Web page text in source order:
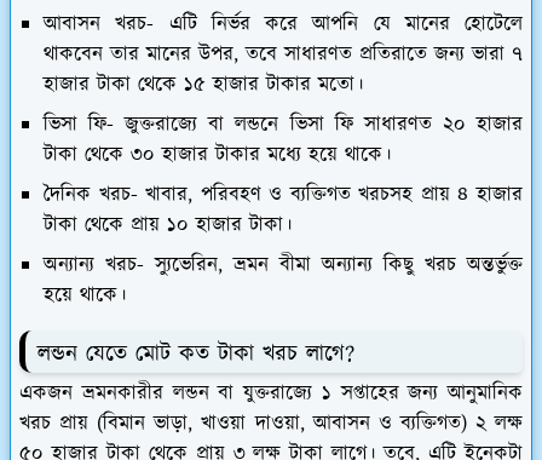
আবাসন খরচ- এটি নির্ভর করে আপনি যে মানের হোটেলে
থাকবেন তার মানের উপর, তবে সাধারণত প্রতিরাতে জন্য ভারা ৭
হাজার টাকা থেকে ১৫ হাজার টাকার মতো।
ভিসা ফি- জুক্তরাজ্যে বা লন্ডনে ভিসা ফি সাধারণত ২০ হাজার
টাকা থেকে ৩০ হাজার টাকার মধ্যে হয়ে থাকে।
দৈনিক খরচ- খাবার, পরিবহণ ও ব্যক্তিগত খরচসহ প্রায় ৪ হাজার
টাকা থেকে প্রায় ১০ হাজার টাকা।
অন্যান্য খরচ- স্যুভেরিন, ভ্রমন বীমা অন্যান্য কিছু খরচ অন্তর্ভুক্ত
হয়ে থাকে।
লন্ডন যেতে মোট কত টাকা খরচ লাগে?
একজন ভ্রমনকারীর লন্ডন বা যুক্তরাজ্যে ১ সপ্তাহের জন্য আনুমানিক
খরচ প্রায় (বিমান ভাড়া, খাওয়া দাওয়া, আবাসন ও ব্যক্তিগত) ২ লক্ষ
৫০ হাজার টাকা থেকে প্রায় ৩ লক্ষ টাকা লাগে। তবে, এটি ইনেকটা